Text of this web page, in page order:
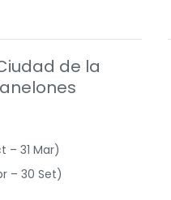
de la
– 31 Mar)
– 30 Set)